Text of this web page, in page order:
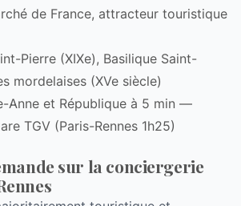
de France, attracteur touristique
Pierre (XIXe), Basilique Saint-
mordelaises (XVe siècle)
Anne et République à 5 min —
TGV (Paris-Rennes 1h25)
sur la conciergerie